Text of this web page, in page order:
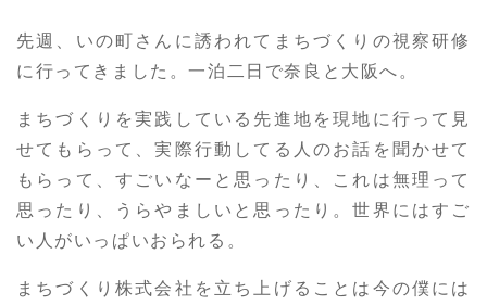
先週、いの町さんに誘われてまちづくりの視察研修
に行ってきました。一泊二日で奈良と大阪へ。
まちづくりを実践している先進地を現地に行って見
せてもらって、実際行動してる人のお話を聞かせて
もらって、すごいなーと思ったり、これは無理って
思ったり、うらやましいと思ったり。世界にはすご
い人がいっぱいおられる。
まちづくり株式会社を立ち上げることは今の僕には